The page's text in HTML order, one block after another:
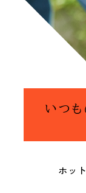
いつも
ホッ